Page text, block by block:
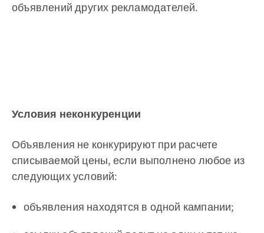
объявлений других рекламодателей.
Условия неконкуренции
Объявления не конкурируют при расчете
списываемой цены, если выполнено любое из
следующих условий:
объявления находятся в одной кампании;